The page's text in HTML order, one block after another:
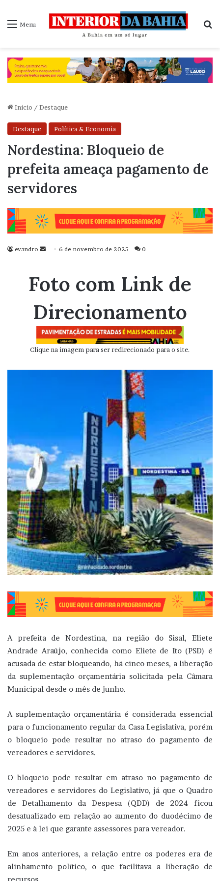
Menu
Início / Destaque
Destaque Política & Economia
Nordestina: Bloqueio de
prefeita ameaça pagamento de
servidores
evandro
Mande
mail
6 de novembro de 2025 0
Foto com Link de
Direcionamento
Clique na imagem para ser redirecionado para o site.
A prefeita de Nordestina, na região do Sisal, Eliete
Andrade Araújo, conhecida como Eliete de Ito (PSD) é
acusada de estar bloqueando, há cinco meses, a liberação
da suplementação orçamentária solicitada pela Câmara
Municipal desde o mês de junho.
A suplementação orçamentária é considerada essencial
para o funcionamento regular da Casa Legislativa, porém
o bloqueio pode resultar no atraso do pagamento de
vereadores e servidores.
O bloqueio pode resultar em atraso no pagamento de
vereadores e servidores do Legislativo, já que o Quadro
de Detalhamento da Despesa (QDD) de 2024 ficou
desatualizado em relação ao aumento do duodécimo de
2025 e à lei que garante assessores para vereador.
Em anos anteriores, a relação entre os poderes era de
alinhamento político, o que facilitava a liberação de